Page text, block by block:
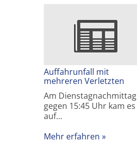
Auffahrunfall mit
mehreren Verletzten
Am Dienstagnachmittag
gegen 15:45 Uhr kam es
auf…
Mehr erfahren